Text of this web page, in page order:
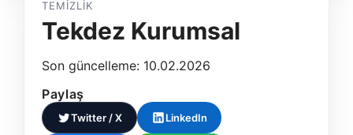
TEMIZLIK
Tekdez Kurumsal
Son güncelleme: 10.02.2026
Paylaş
Twitter / X LinkedIn